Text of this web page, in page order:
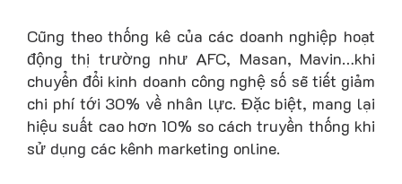
Cũng theo thống kê của các doanh nghiệp hoạt
động thị trường như AFC, Masan, Mavin…khi
chuyển đổi kinh doanh công nghệ số sẽ tiết giảm
chi phí tới 30% về nhân lực. Đặc biệt, mang lại
hiệu suất cao hơn 10% so cách truyền thống khi
sử dụng các kênh marketing online.